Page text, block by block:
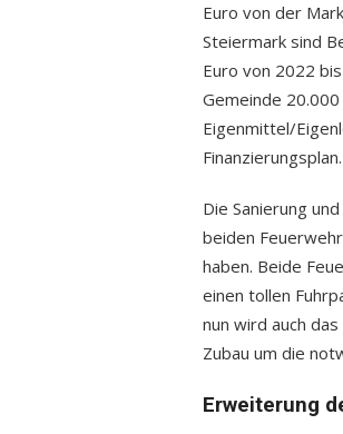
Euro von der
Steiermark sind
Euro von 2022
Gemeinde
Eigenmittel/
Finanzierungsplan.
Die Sanierung
beiden
haben. Beide
einen tollen
nun wird auch
Zubau um die
Erweiterung